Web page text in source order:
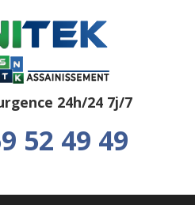
24h/24 7j/7
52 49 49